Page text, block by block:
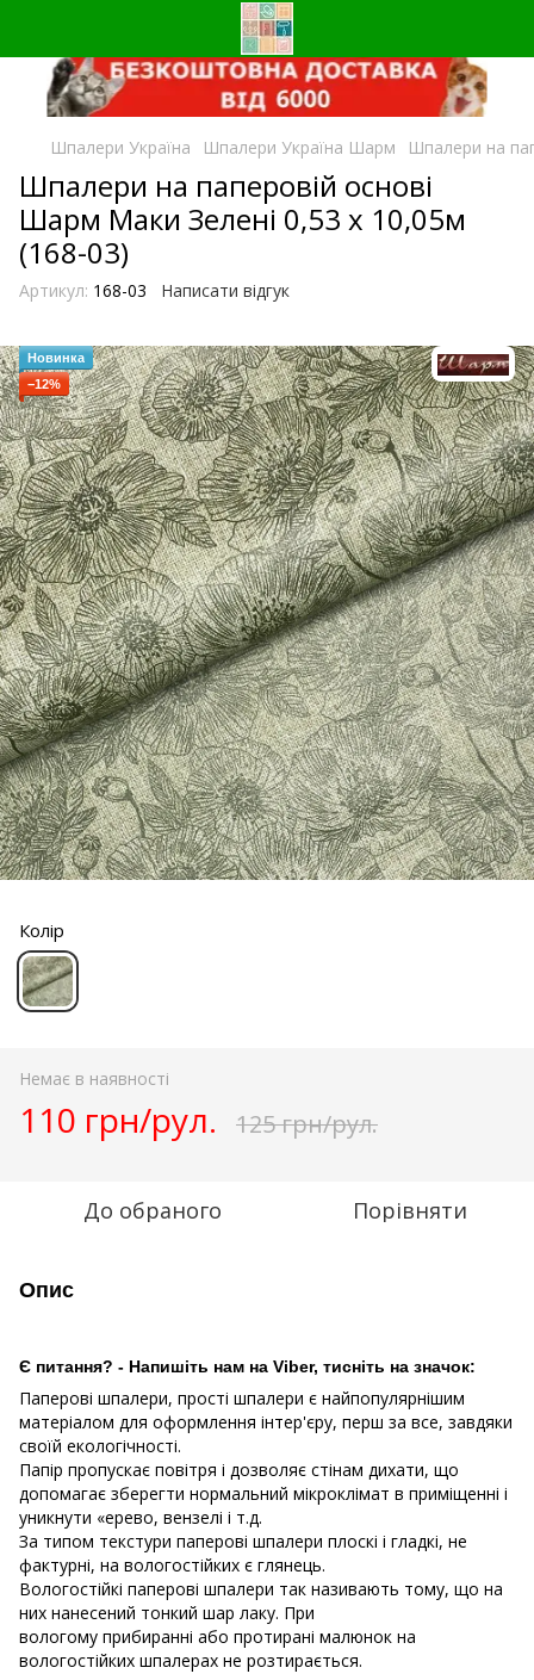
Шпалери Україна Шпалери Україна Шарм Шпалери на
Шпалери на паперовій основі
Шарм Маки Зелені 0,53 х 10,05м
(168-03)
Артикул: 168-03 Написати відгук
Новинка
−12%
Колір
Немає в наявності
110 грн/рул. 125 грн/рул.
До обраного Порівняти
Опис
Є питання? - Напишіть нам на Viber, тисніть на значок:
Паперові шпалери, прості шпалери є найпопулярнішим
матеріалом для оформлення інтер'єру, перш за все, завдяки
своїй екологічності.
Папір пропускає повітря і дозволяє стінам дихати, що
допомагає зберегти нормальний мікроклімат в приміщенні і
уникнути «ерево, вензелі і т.д.
За типом текстури паперові шпалери плоскі і гладкі, не
фактурні, на вологостійких є глянець.
Вологостійкі паперові шпалери так називають тому, що на
них нанесений тонкий шар лаку. При
вологому прибиранні або протирані малюнок на
вологостійких шпалерах не розтирається.